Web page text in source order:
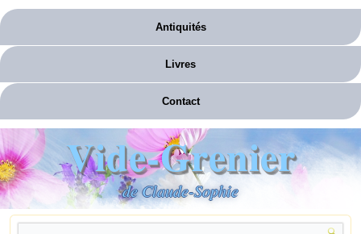
Antiquités
Livres
Contact
Vide-Grenier
de Claude-Sophie